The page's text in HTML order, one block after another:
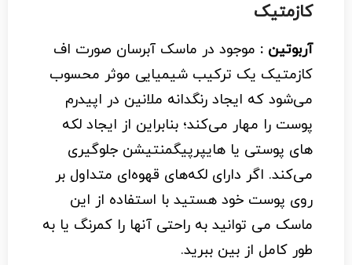
کازمتیک
آربوتین : موجود در ماسک آبرسان صورت اف
کازمتیک یک ترکیب شیمیایی موثر محسوب
می‌شود که ایجاد رنگدانه ملانین در اپیدرم
پوست را مهار می‌کند؛ بنابراین از ایجاد لکه
های پوستی یا هایپرپیگمنتیشن جلوگیری
می‌کند. اگر دارای لکه‌های قهوه‌ای متداول بر
روی پوست خود هستید با استفاده از این
ماسک می توانید به راحتی آنها را کمرنگ یا به
طور کامل از بین ببرید.